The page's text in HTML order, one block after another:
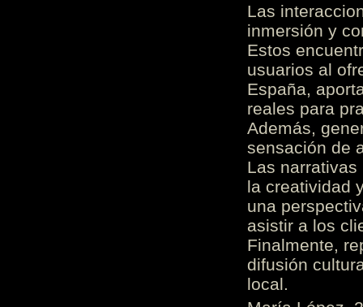
Las
inmersión y
Estos
usuarios al
España,
reales para
Además,
sensación de
Las
la creatividad
una
asistir a los
Finalmente,
difusión
local.